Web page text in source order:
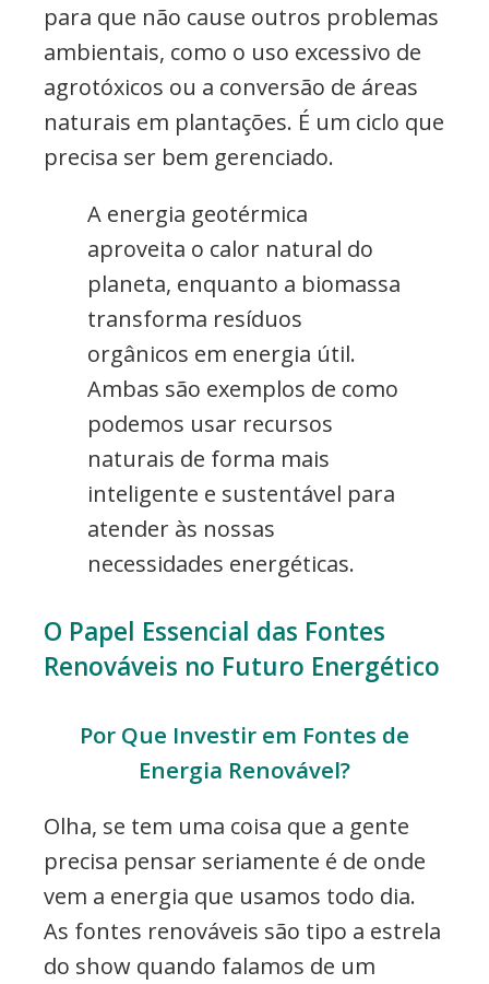
para que não cause outros problemas
ambientais, como o uso excessivo de
agrotóxicos ou a conversão de áreas
naturais em plantações. É um ciclo que
precisa ser bem gerenciado.
A energia geotérmica
aproveita o calor natural do
planeta, enquanto a biomassa
transforma resíduos
orgânicos em energia útil.
Ambas são exemplos de como
podemos usar recursos
naturais de forma mais
inteligente e sustentável para
atender às nossas
necessidades energéticas.
O Papel Essencial das Fontes
Renováveis no Futuro Energético
Por Que Investir em Fontes de
Energia Renovável?
Olha, se tem uma coisa que a gente
precisa pensar seriamente é de onde
vem a energia que usamos todo dia.
As fontes renováveis são tipo a estrela
do show quando falamos de um